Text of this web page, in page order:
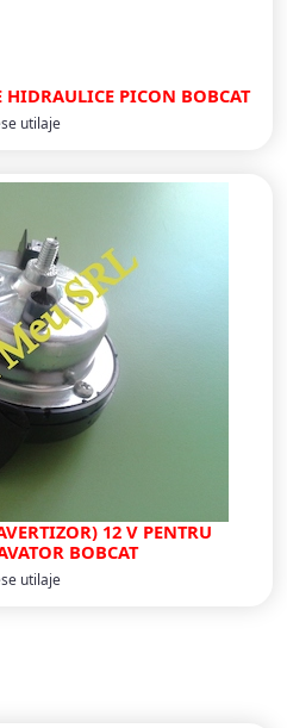
HIDRAULICE PICON BOBCAT
utilaje
12 V PENTRU
BOBCAT
utilaje